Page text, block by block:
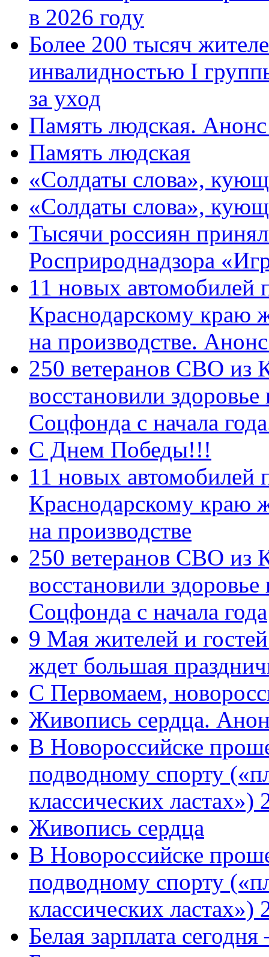
в 2026 году
Более 200 тысяч
инвалидностью I
за уход
Память людская.
Память людская
«Солдаты слова»,
«Солдаты слова»,
Тысячи россиян
Росприроднадзора
11 новых автомобилей
Краснодарскому краю
на производстве.
250 ветеранов СВО из
восстановили
Соцфонда с начала
С Днем Победы!!!
11 новых автомобилей
Краснодарскому краю
на производстве
250 ветеранов СВО из
восстановили
Соцфонда с начала года
9 Мая жителей и
ждет большая
C Первомаем,
Живопись сердца.
В Новороссийске
подводному спорту
классических
Живопись сердца
В Новороссийске
подводному спорту
классических ластах»)
Белая зарплата